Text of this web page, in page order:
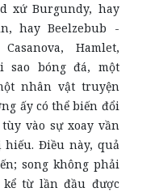
xứBurgundy, hay
hay Beelzebub -
Hamlet,
sao bóng đá, một
nhân vật truyện
ấy có thể biến đổi
vào sự xoay vần
Điều này, quả
song không phải
từ lần đầu được